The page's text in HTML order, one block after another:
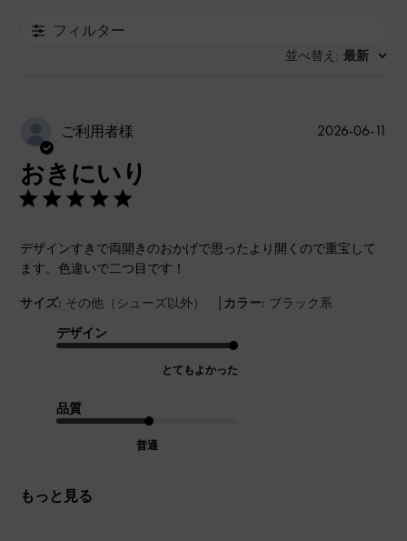
フィルター
並べ替え : 最新
ご利用者様
おきにいり
デザインすきで両開きのおかげで思ったより開くので重宝して
ます。色違いで二つ目です！
サイズ: その他（シューズ以外） | カラー: ブラック系
デザイン
とてもよかった
品質
普通
もっと見る
2026-06-11